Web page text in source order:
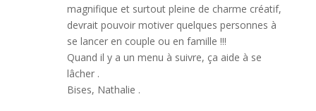
magnifique et surtout pleine de charme créatif,
devrait pouvoir motiver quelques personnes à
se lancer en couple ou en famille !!!
Quand il y a un menu à suivre, ça aide à se
lâcher .
Bises, Nathalie .